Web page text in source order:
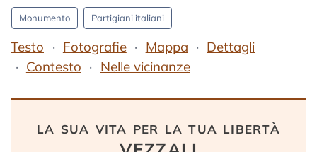
Monumento Partigiani italiani
Testo Fotografie Mappa
Dettagli
Contesto
Nelle vicinanze
la sua vita per la tua libertà